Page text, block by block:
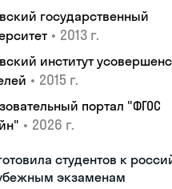
государственный
• 2013 г.
институт
• 2015 г.
портал "ФГОС
• 2026 г.
студентов к
экзаменам